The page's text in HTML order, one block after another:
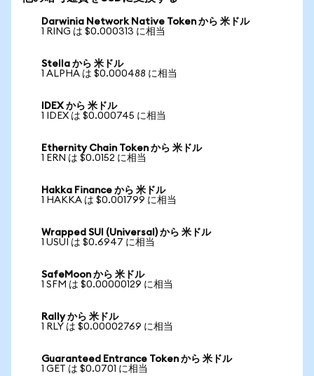
Darwinia Network Native Token から 米ドル
1 RING は $0.000313 に相当
Stella から 米ドル
1 ALPHA は $0.000488 に相当
IDEX から 米ドル
1 IDEX は $0.000745 に相当
Ethernity Chain Token から 米ドル
1 ERN は $0.0152 に相当
Hakka Finance から 米ドル
1 HAKKA は $0.001799 に相当
Wrapped SUI (Universal) から 米ドル
1 USUI は $0.6947 に相当
SafeMoon から 米ドル
1 SFM は $0.00000129 に相当
Rally から 米ドル
1 RLY は $0.00002769 に相当
Guaranteed Entrance Token から 米ドル
1 GET は $0.0701 に相当